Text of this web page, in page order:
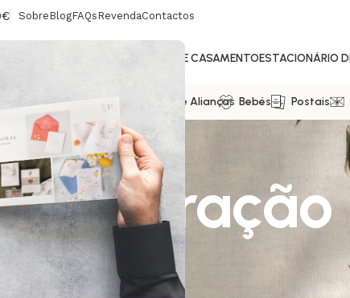
Sobre BlogFAQs RevendaContactos
CONVITES DE CASAMENTOESTACIONÁRIO
Livros De Honra Caixas De Alianças Bebés Postais
Ilustração